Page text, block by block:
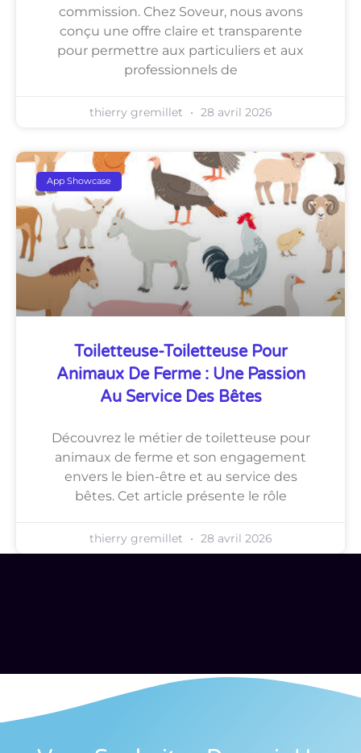
commission. Chez Soveur, nous avons
conçu une offre claire et transparente
pour permettre aux particuliers et aux
professionnels de
thierry gremillet 28 avril 2026
App Showcase
Toiletteuse-Toiletteuse Pour
Animaux De Ferme : Une Passion
Au Service Des Bêtes
Découvrez le métier de toiletteuse pour
animaux de ferme et son engagement
envers le bien-être et au service des
bêtes. Cet article présente le rôle
thierry gremillet 28 avril 2026